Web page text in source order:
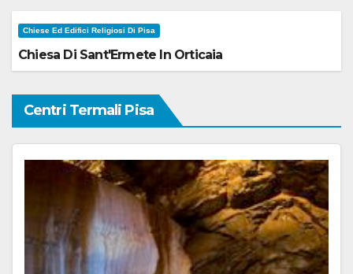
Chiese Ed Edifici Religiosi Di Pisa
Chiesa Di Sant'Ermete In Orticaia
Centri Termali Pisa